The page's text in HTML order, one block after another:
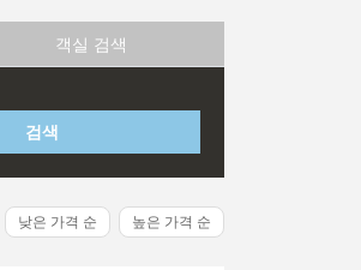
객실 검색
검색
낮은 가격 순 높은 가격 순